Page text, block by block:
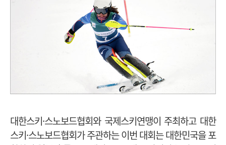
대한스키·스노보드협회와 국제스키연맹이 주최하고 대한
스키·스노보드협회가 주관하는 이번 대회는 대한민국을 포